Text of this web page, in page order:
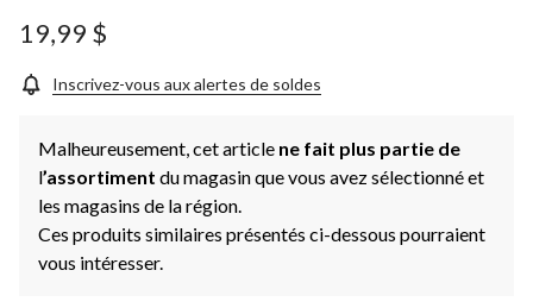
la
même
19,99 $
Inscrivez-vous aux alertes de soldes
Malheureusement, cet article ne fait plus partie de
l’assortiment du magasin que vous avez sélectionné et
les magasins de la région.
Ces produits similaires présentés ci-dessous pourraient
vous intéresser.